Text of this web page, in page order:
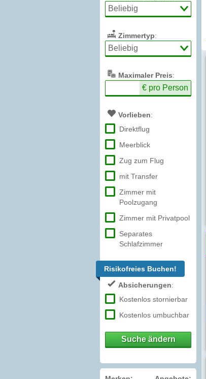
Zimmertyp:
Maximaler Preis:
€ pro Person
Vorlieben:
Direktflug
Meerblick
Zug zum Flug
mit Transfer
Zimmer mit
Poolzugang
Zimmer mit Privatpool
Separates
Schlafzimmer
Risikofreies Buchen!
Absicherungen:
Kostenlos stornierbar
Kostenlos umbuchbar
Suche ändern